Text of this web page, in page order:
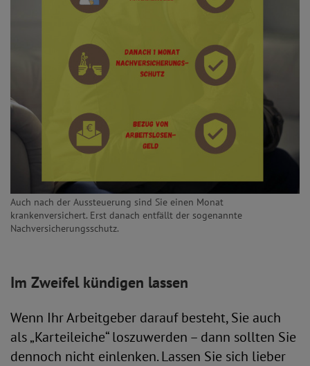
Auch nach der Aussteuerung sind Sie einen Monat
krankenversichert. Erst danach entfällt der sogenannte
Nachversicherungsschutz.
Im Zweifel kündigen lassen
Wenn Ihr Arbeitgeber darauf besteht, Sie auch
als „Karteileiche“ loszuwerden – dann sollten Sie
dennoch nicht einlenken. Lassen Sie sich lieber